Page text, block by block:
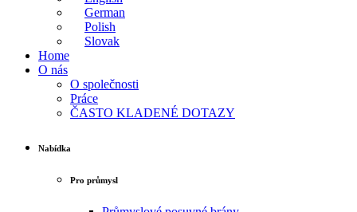
German
Polish
Slovak
Home
O nás
O společnosti
Práce
ČASTO KLADENÉ DOTAZY
Nabídka
Pro průmysl